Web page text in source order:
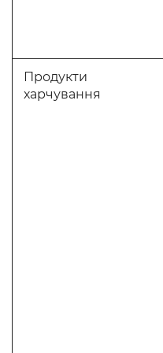
Продукти
харчування